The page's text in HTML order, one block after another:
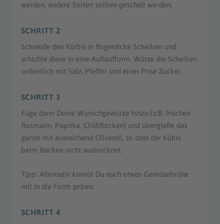
werden, andere Sorten sollten geschält werden.
SCHRITT 2
Schneide den Kürbis in fingerdicke Scheiben und
schichte diese in eine Auflaufform. Würze die Scheiben
ordentlich mit Salz, Pfeffer und einer Prise Zucker.
SCHRITT 3
Füge dann Deine Wunschgewürze hinzu (z.B. frischen
Rosmarin, Paprika, Chilliflocken) und übergieße das
ganze mit ausreichend Olivenöl, so dass der Kübis
beim Backen nicht austrocknet.
Tipp: Alternativ kannst Du auch etwas Gemüsebrühe
mit in die Form geben.
SCHRITT 4